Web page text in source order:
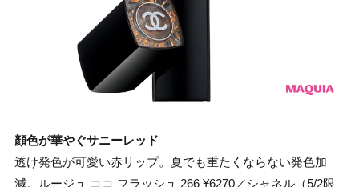
顔色が華やぐサニーレッド
透け発色が可愛い赤リップ。夏でも重たくならない発色加
減。ルージュ ココ フラッシュ 266 ¥6270／シャネル（5/2限